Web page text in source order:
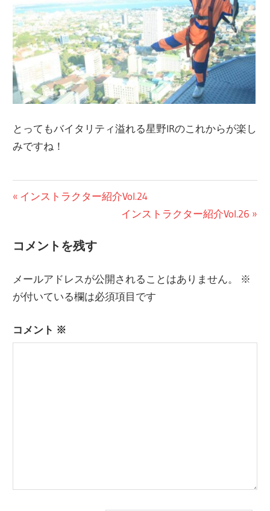
とってもバイタリティ溢れる星野IRのこれからが楽し
みですね！
ブ
ロ
投
ナ
ゲ
シ
前
稿:
インストラクター紹介Vol.24
次
インストラクター紹介Vol.26
コメントを残す
メールアドレスが公開されることはありません。
※
が付いている欄は必須項目です
コメント ※